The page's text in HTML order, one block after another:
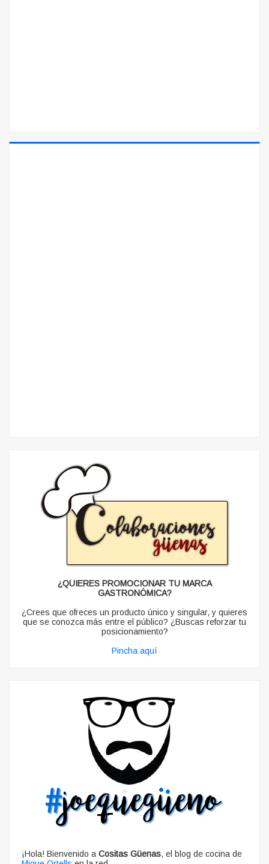
¿QUIERES PROMOCIONAR TU MARCA
GASTRONÓMICA?
¿Crees que ofreces un producto único y singular, y quieres
que se conozca más entre el público? ¿Buscas reforzar tu
posicionamiento?
Pincha aquí
¡Hola! Bienvenido a Cositas Güenas, el blog de cocina de